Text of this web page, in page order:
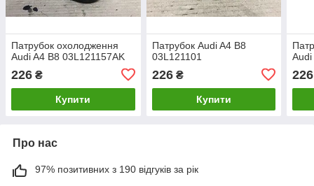
Патрубок охолодження
Audi A4 B8 03L121157AK
226 ₴
Купити
Патрубок Audi A4 B8
03L121101
226₴
Купити
226
Про нас
97% позитивних з 190 відгуків за рік